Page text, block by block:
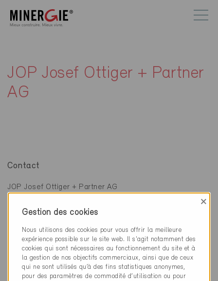
JOP Josef Ottiger + Partner
AG
Contact
JOP Josef Ottiger + Partner AG
3114 Wichtrach
031 721 14 33
info@jop.ch
www.jop.ch
Gestion des cookies
×
Nous utilisons des cookies pour vous offrir la meilleure
expérience possible sur le site web. Il s'agit notamment des
cookies qui sont nécessaires au fonctionnement du site et à
la gestion de nos objectifs commerciaux, ainsi que de ceux
qui ne sont utilisés qu’à des fins statistiques anonymes,
pour des paramètres de commodité d’utilisation ou pour